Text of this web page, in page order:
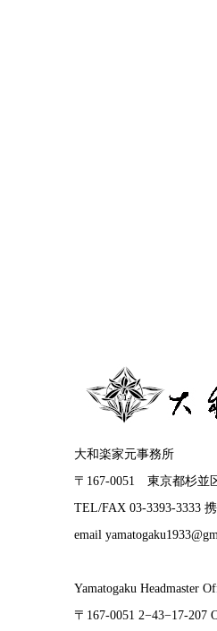
大和楽家元事務所
〒167-0051 東京都杉並
TEL/FAX 03-3393-3333
email
Yamatogaku Headmaster
〒167-0051 2−43−17-207